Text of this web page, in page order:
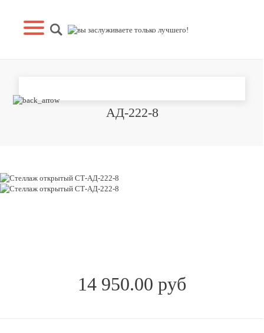
АД-222-8
14 950.00 руб